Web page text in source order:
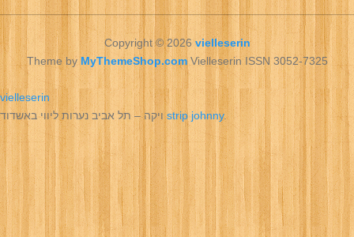
Copyright © 2026vielleserin
Theme by MyThemeShop.comVielleserin ISSN 3052-7325
vielleserin
strip johnny.